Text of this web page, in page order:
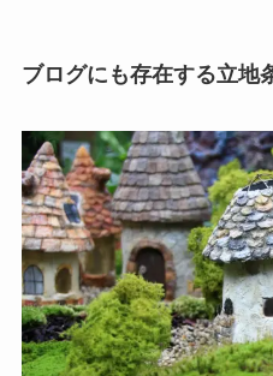
ブログにも存在する立地